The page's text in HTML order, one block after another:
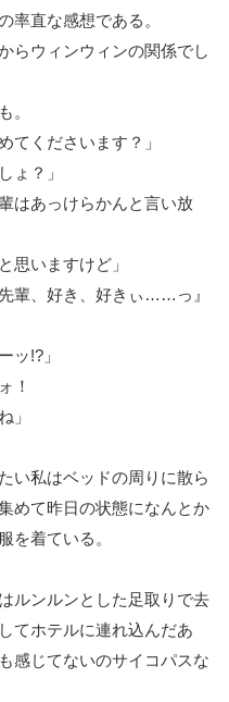
直な感想である。
らウィンウィンの関係でし
。
てくださいます？」
ょ？」
はあっけらかんと言い放
思いますけど」
輩、好き、好きぃ……っ』
ッ!?」
！
」
い私はベッドの周りに散ら
めて昨日の状態になんとか
を着ている。
ルンルンとした足取りで去
てホテルに連れ込んだあ
感じてないのサイコパスな